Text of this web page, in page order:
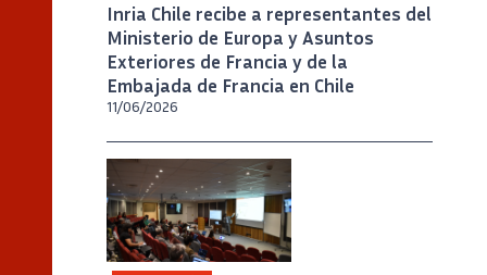
Inria Chile recibe a representantes del
Ministerio de Europa y Asuntos
Exteriores de Francia y de la
Embajada de Francia en Chile
11/06/2026
Universidad Diego Portales / Foto A.
Rosenberg